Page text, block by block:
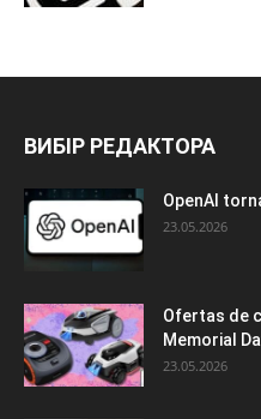
ВИБІР РЕДАКТОРА
OpenAI
23.05.2026
Ofertas de
Memorial
23.05.2026